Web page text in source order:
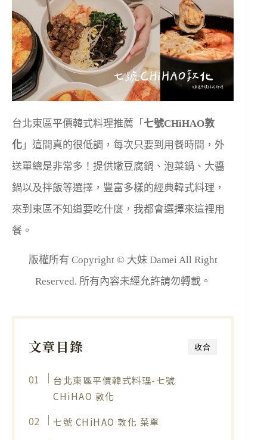
台北東區平價韓式料理推薦「 七號CHiHAO敦
化 」這間真的很低調，每次只要到用餐時間，外
送單總是非常多！提供嫩豆腐鍋、泡菜鍋、大醬
鍋以及拌飯等選擇，豐富多樣的經典韓式料理，
來到東區不知道要吃什麼，我都會選擇來這裡用
餐。
版權所有 Copyright © 大妹 Damei All Right
Reserved. 所有內容未經允許請勿轉載。
收合
文章目錄
台北東區平價韓式料理-七號
CHiHAO 敦化
七號 CHiHAO 敦化 菜單